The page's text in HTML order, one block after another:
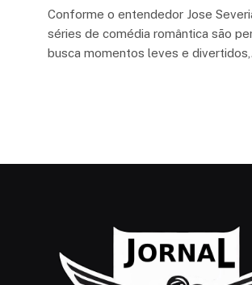
Conforme o entendedor Jose
séries de comédia romântica são
busca momentos leves e